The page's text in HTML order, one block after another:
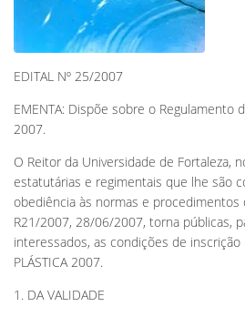
EDITAL Nº 25/2007
EMENTA: Dispõe sobre o Regulamento
2007.
O Reitor da Universidade de Fortaleza,
estatutárias e regimentais que lhe são
obediência às normas e procedimentos
R21/2007, 28/06/2007, torna públicas,
interessados, as condições de inscrição
PLÁSTICA 2007.
1. DA VALIDADE